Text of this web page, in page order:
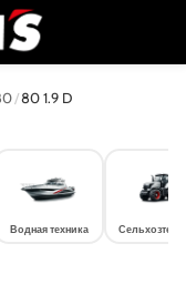
/80 1.9 D
Водная техника